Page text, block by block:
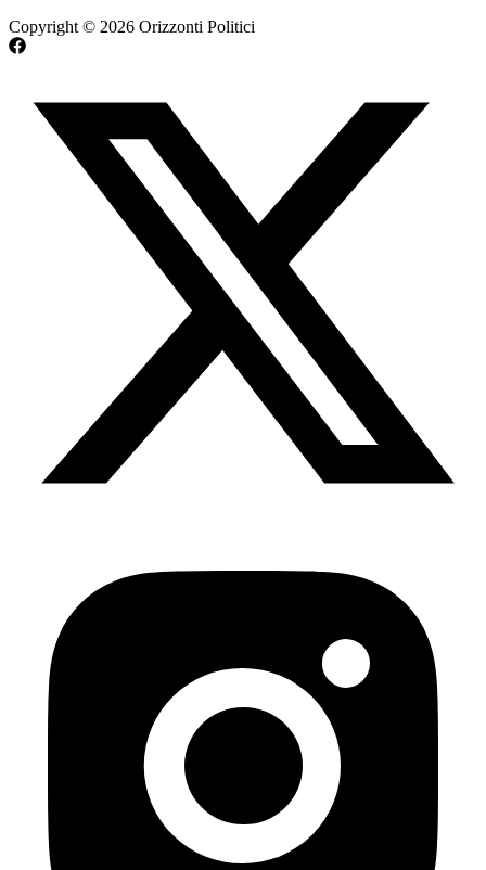
Copyright © 2026 Orizzonti Politici